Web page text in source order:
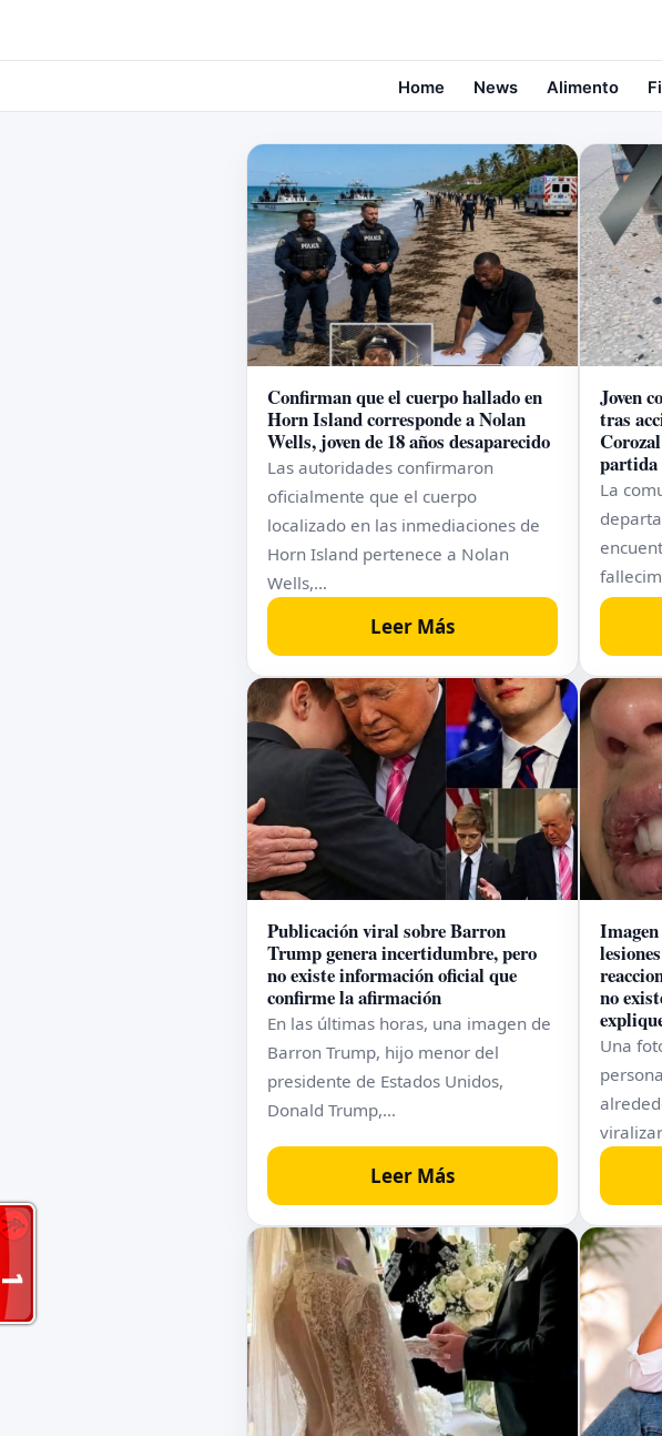
Home News Alimento
Confirman que el cuerpo hallado en
Horn Island corresponde a Nolan
Wells, joven de 18 años desaparecido
Las autoridades confirmaron
oficialmente que el cuerpo
localizado en las inmediaciones de
Horn Island pertenece a Nolan
Wells,…
Leer Más
Joven
tras
partida
La
Publicación viral sobre Barron
Trump genera incertidumbre, pero
no existe información oficial que
confirme la afirmación
En las últimas horas, una imagen de
Barron Trump, hijo menor del
presidente de Estados Unidos,
Donald Trump,…
Leer Más
no
Una